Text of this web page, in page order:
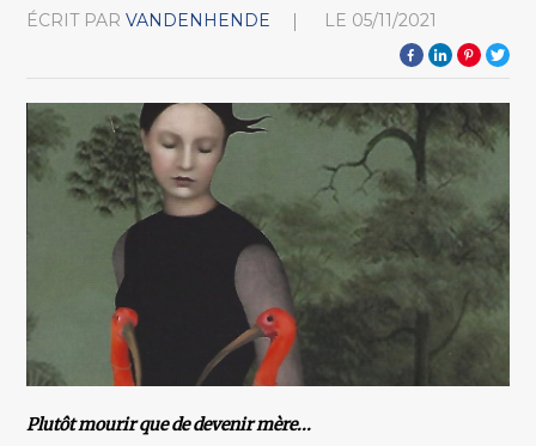
ÉCRIT PAR VANDENHENDE LE 05/11/2021
Plutôt mourir que de devenir mère...